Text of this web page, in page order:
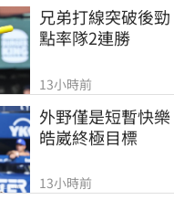
兄弟打線突破後
點率隊2連勝
13小時前
外野僅是短暫快
皓崴終極目標
13小時前